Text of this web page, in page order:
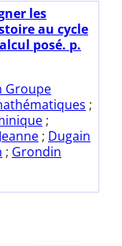
les
au cycle
posé. p.
Groupe
;
;
; Dugain
; Grondin